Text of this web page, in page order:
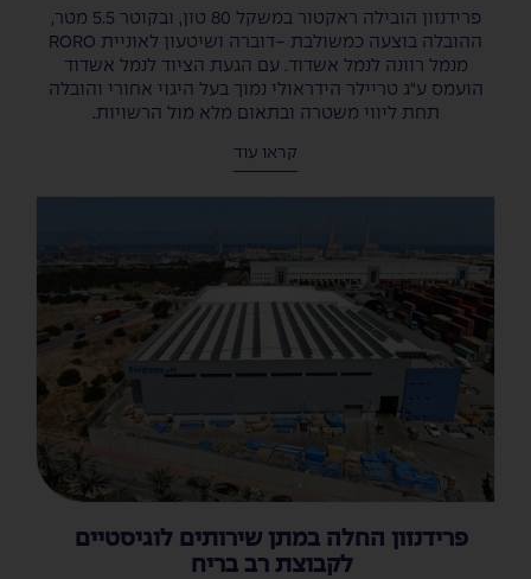
פרידנזון הובילה ראקטור במשקל 80 טון, ובקוטר 5.5 מטר,
ההובלה בוצעה כמשולבת -דוברה ושיטעון לאוניית RORO
מנמל רוונה לנמל אשדוד. עם הגעת הציוד לנמל אשדוד
הועמס ע"ג טריילר הידראולי נמוך בעל היגוי אחורי והובלה
תחת ליווי משטרה ובתאום מלא מול הרשויות.
קראו עוד
פרידנזון החלה במתן שירותים לוגיסטיים
לקבוצת רב בריח